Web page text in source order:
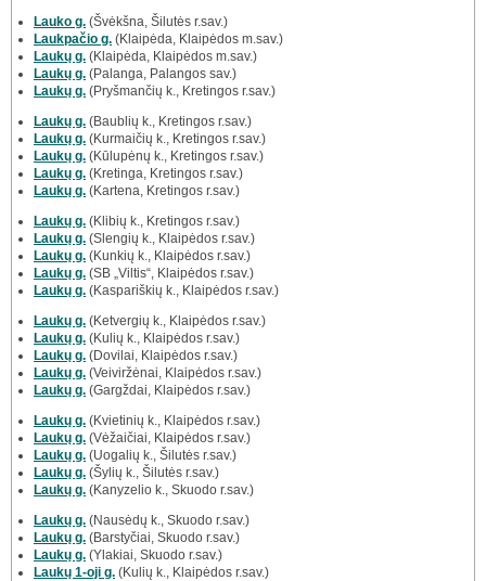
Lauko g. (Švėkšna, Šilutės r.sav.)
Laukpačio g. (Klaipėda, Klaipėdos m.sav.)
Laukų g. (Klaipėda, Klaipėdos m.sav.)
Laukų g. (Palanga, Palangos sav.)
Laukų g. (Pryšmančių k., Kretingos r.sav.)
Laukų g. (Baublių k., Kretingos r.sav.)
Laukų g. (Kurmaičių k., Kretingos r.sav.)
Laukų g. (Kūlupėnų k., Kretingos r.sav.)
Laukų g. (Kretinga, Kretingos r.sav.)
Laukų g. (Kartena, Kretingos r.sav.)
Laukų g. (Klibių k., Kretingos r.sav.)
Laukų g. (Slengių k., Klaipėdos r.sav.)
Laukų g. (Kunkių k., Klaipėdos r.sav.)
Laukų g. (SB „Viltis“, Klaipėdos r.sav.)
Laukų g. (Kaspariškių k., Klaipėdos r.sav.)
Laukų g. (Ketvergių k., Klaipėdos r.sav.)
Laukų g. (Kulių k., Klaipėdos r.sav.)
Laukų g. (Dovilai, Klaipėdos r.sav.)
Laukų g. (Veiviržėnai, Klaipėdos r.sav.)
Laukų g. (Gargždai, Klaipėdos r.sav.)
Laukų g. (Kvietinių k., Klaipėdos r.sav.)
Laukų g. (Vėžaičiai, Klaipėdos r.sav.)
Laukų g. (Uogalių k., Šilutės r.sav.)
Laukų g. (Šylių k., Šilutės r.sav.)
Laukų g. (Kanyzelio k., Skuodo r.sav.)
Laukų g. (Nausėdų k., Skuodo r.sav.)
Laukų g. (Barstyčiai, Skuodo r.sav.)
Laukų g. (Ylakiai, Skuodo r.sav.)
Laukų 1-oji g. (Kulių k., Klaipėdos r.sav.)